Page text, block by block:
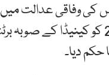
وفاقی عدالت میں
مطابق لارنس بشنوئی اور گولڈی برار
دیا۔